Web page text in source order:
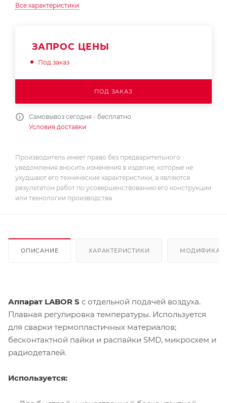
Все характеристики
ЗАПРОС ЦЕНЫ
Под заказ
ПОД ЗАКАЗ
Самовывоз сегодня - бесплатно
Условия доставки
Производитель имеет право без предварительного
уведомления вносить изменения в изделие, которые не
ухудшают его технические характеристики, а являются
результатом работ по усовершенствованию его конструкции
или технологии производства.
ОПИСАНИЕ ХАРАКТЕРИСТИКИ
Аппарат LABOR S с отдельной подачей воздуха.
Плавная регулировка температуры. Используется
для сварки термопластичных материалов;
бесконтактной пайки и распайки SMD, микросхем и
радиодеталей.
Используется: